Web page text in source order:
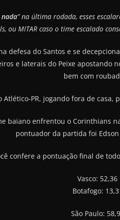
” na última rodada, esses
ou MITAR caso o time escalado
defesa do Santos e se
e laterais do Peixe apostando
bem com
PR, jogando fora de casa,
baiano enfrentou o Corinthians
pontuador da partida foi
confere a pontuação final de
Vasco:
Botafogo:
São Paulo: